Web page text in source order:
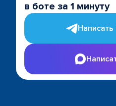
в боте за 1 минуту
Написать